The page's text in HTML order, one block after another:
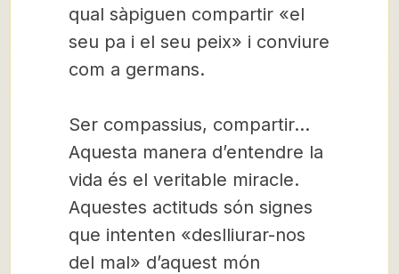
qual sàpiguen compartir «el
seu pa i el seu peix» i conviure
com a germans.
Ser compassius, compartir…
Aquesta manera d’entendre la
vida és el veritable miracle.
Aquestes actituds són signes
que intenten «deslliurar-nos
del mal» d’aquest món